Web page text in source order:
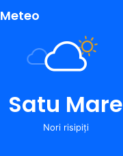
Meteo
Satu Mare
Nori risipiți